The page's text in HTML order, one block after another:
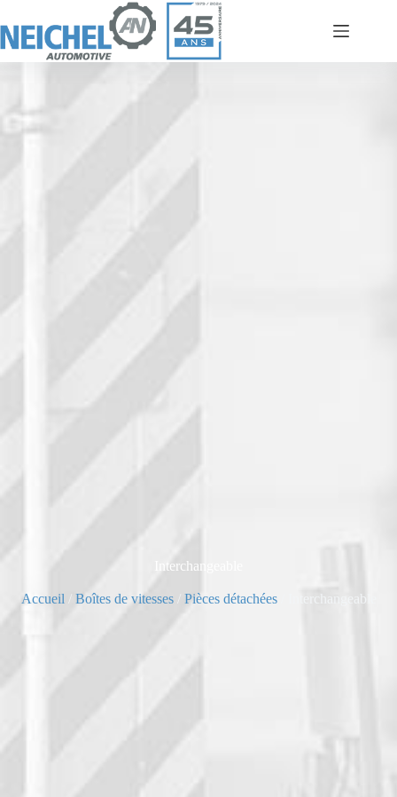
Interchangeable
Accueil Boîtes de vitesses/ Pièces détachées/ Interchangeable